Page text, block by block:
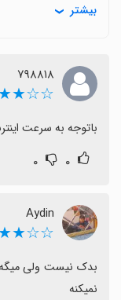
یکی از
موقع با تأخیر
بیشتر
۷۹۸۸۱۸
باتوجه به سرعت
۰ ۰
Aydin
نمیکنه